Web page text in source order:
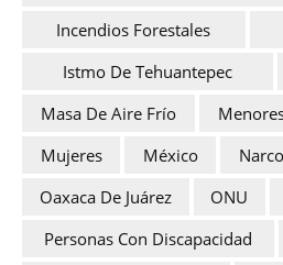
Incendios Forestales
Istmo De Tehuantepec
Masa De Aire Frío
Mujeres
México
Oaxaca De Juárez
ONU
Personas Con Discapacidad